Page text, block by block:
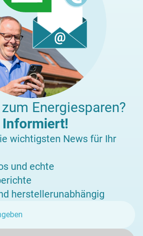
Energiesparen?
Informiert!
wichtigsten News für Ihr
und echte
herstellerunabhängig